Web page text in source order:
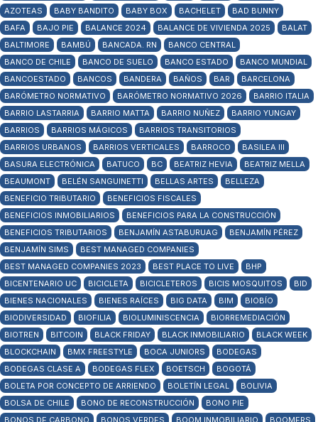
AZOTEAS
BABY BANDITO BABY BOX BACHELET
BAD BUNNY
BAFA
BAJO PIE BALANCE 2024 BALANCE DE VIVIENDA 2025
BALAT
BALTIMORE
BAMBÚ BANCADA. RN
BANCO CENTRAL
BANCO DE CHILE
BANCO DE SUELO BANCO ESTADO
BANCO MUNDIAL
BANCOESTADO
BANCOS BANDERA BAÑOS BAR
BARCELONA
BARÓMETRO NORMATIVO
BARÓMETRO NORMATIVO 2026
BARRIO ITALIA
BARRIO LASTARRIA
BARRIO MATTA BARRIO NUÑEZ
BARRIO YUNGAY
BARRIOS
BARRIOS MÁGICOS
BARRIOS TRANSITORIOS
BARRIOS URBANOS
BARRIOS VERTICALES BARROCO
BASILEA III
BASURA ELECTRÓNICA
BATUCO BC BEATRIZ HEVIA
BEATRIZ MELLA
BEAUMONT
BELÉN SANGUINETTI BELLAS ARTES
BELLEZA
BENEFICIO TRIBUTARIO
BENEFICIOS FISCALES
BENEFICIOS INMOBILIARIOS
BENEFICIOS PARA LA CONSTRUCCIÓN
BENEFICIOS TRIBUTARIOS
BENJAMÍN ASTABURUAG
BENJAMÍN PÉREZ
BENJAMÍN SIMS
BEST MANAGED COMPANIES
BEST MANAGED COMPANIES 2023
BEST PLACE TO LIVE
BHP
BICENTENARIO UC
BICICLETA BICICLETEROS BICIS MOSQUITOS
BID
BIENES NACIONALES
BIENES RAÍCES BIG DATA BIM
BIOBÍO
BIODIVERSIDAD
BIOFILIA BIOLUMINISCENCIA
BIORREMEDIACIÓN
BIOTREN
BITCOIN BLACK FRIDAY BLACK INMOBILIARIO
BLACK WEEK
BLOCKCHAIN
BMX FREESTYLE BOCA JUNIORS
BODEGAS
BODEGAS CLASE A
BODEGAS FLEX BOETSCH
BOGOTÁ
BOLETA POR CONCEPTO DE ARRIENDO
BOLETÍN LEGAL
BOLIVIA
BOLSA DE CHILE
BONO DE RECONSTRUCCIÓN
BONO PIE